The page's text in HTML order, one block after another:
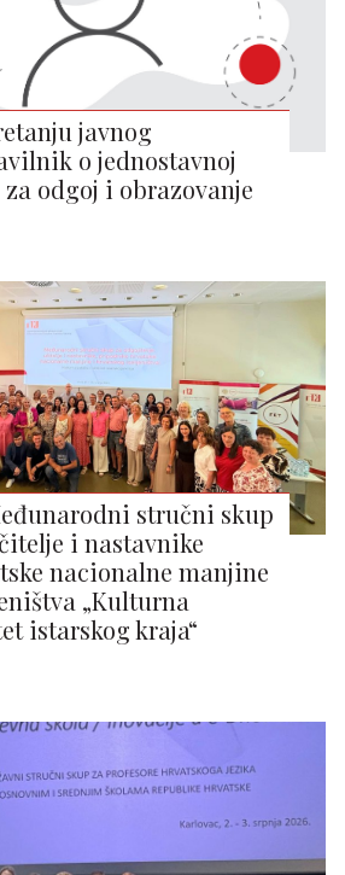
javnog
o jednostavnoj
odgoj i obrazovanje
stručni skup
i nastavnike
nacionalne manjine
„Kulturna
istarskog kraja“